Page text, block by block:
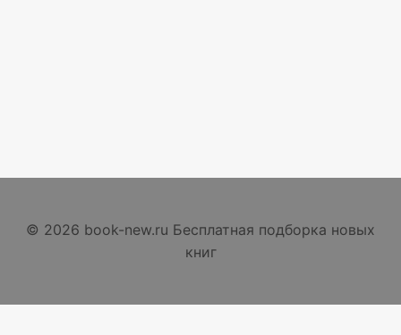
© 2026 book-new.ru Бесплатная подборка новых
книг